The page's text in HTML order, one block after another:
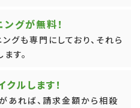
グが無料！
グも専門にしており、それら
す。
ルします！
あれば、請求金額から相殺